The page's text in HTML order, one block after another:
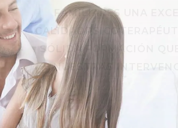
FAMILIARES UNA
SÓLIDA FORMACIÓN
NUESTRAS